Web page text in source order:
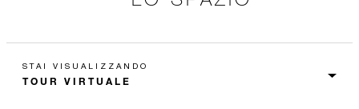
STAI VISUALIZZANDO